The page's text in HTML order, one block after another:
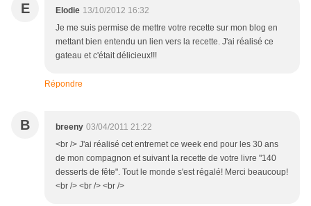
E Elodie 13/10/2012 16:32
Je me suis permise de mettre votre recette sur mon blog en
mettant bien entendu un lien vers la recette. J'ai réalisé ce
gateau et c'était délicieux!!!
Répondre
B breeny 03/04/2011 21:22
<br /> J'ai réalisé cet entremet ce week end pour les 30 ans
de mon compagnon et suivant la recette de votre livre "140
desserts de fête". Tout le monde s'est régalé! Merci beaucoup!
<br /> <br /> <br />